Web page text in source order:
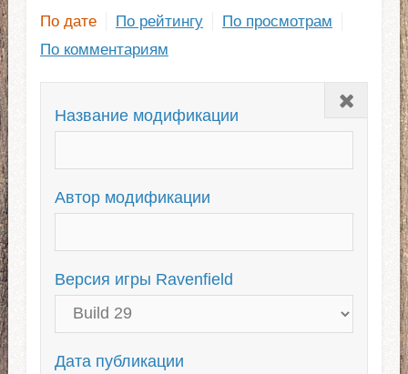
По дате По рейтингу
По просмотрам
По комментариям
Закрыть
Название модификации
Автор модификации
Версия игры Ravenfield
Дата публикации